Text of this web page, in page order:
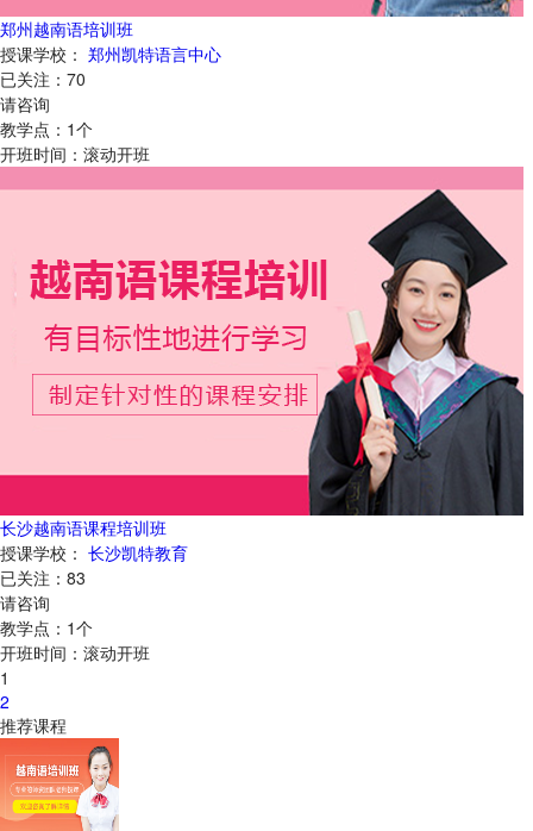
郑州越南语培训班
授课学校： 郑州凯特语言中心
已关注： 70
请咨询
教学点： 1个
开班时间： 滚动开班
长沙越南语课程培训班
授课学校： 长沙凯特教育
已关注： 83
请咨询
教学点： 1个
开班时间： 滚动开班
1
2
推荐课程